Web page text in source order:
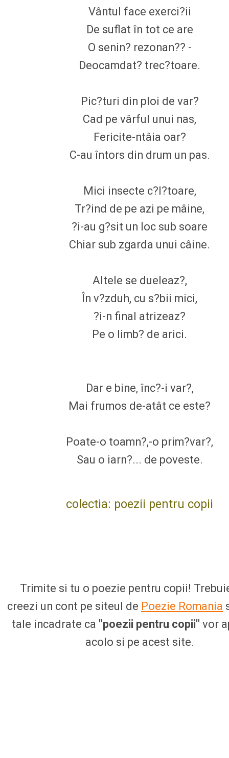
Vântul face exerci?ii
De suflat în tot ce are
O senin? rezonan?? -
Deocamdat? trec?toare.
Pic?turi din ploi de var?
Cad pe vârful unui nas,
Fericite-ntâia oar?
C-au întors din drum un pas.
Mici insecte c?l?toare,
Tr?ind de pe azi pe mâine,
?i-au g?sit un loc sub soare
Chiar sub zgarda unui câine.
Altele se dueleaz?,
În v?zduh, cu s?bii mici,
?i-n final atrizeaz?
Pe o limb? de arici.
Dar e bine, înc?-i var?,
Mai frumos de-atât ce este?
Poate-o toamn?,-o prim?var?,
Sau o iarn?... de poveste.
colectia: poezii pentru copii
Trimite si tu o poezie pentru copii!
creezi un cont pe siteul de Poezie Romania
tale incadrate ca "poezii pentru copii" vor
acolo si pe acest site.